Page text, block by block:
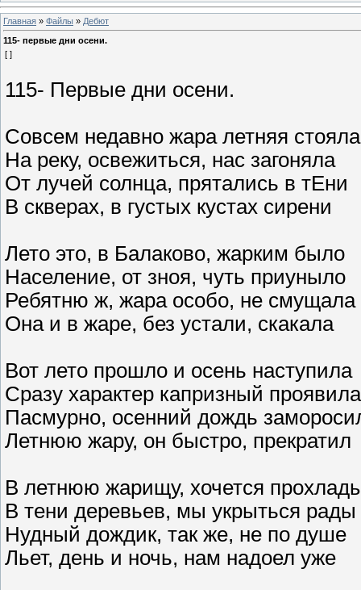
Главная » Файлы » Дебют
115- первые дни осени.
[ ]
115- Первые дни осени.
Совсем недавно жара летняя стояла
На реку, освежиться, нас загоняла
От лучей солнца, прятались в тЕни
В скверах, в густых кустах сирени
Лето это, в Балаково, жарким было
Население, от зноя, чуть приуныло
Ребятню ж, жара особо, не смущала
Она и в жаре, без устали, скакала
Вот лето прошло и осень наступила
Сразу характер капризный проявила
Пасмурно, осенний дождь
Летнюю жару, он быстро, прекратил
В летнюю жарищу, хочется
В тени деревьев, мы укрыться рады
Нудный дождик, так же, не по душе
Льет, день и ночь, нам надоел уже